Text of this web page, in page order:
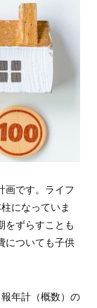
画です。ライフ
になっていま
をずらすことも
についても子供
年計（概数）の